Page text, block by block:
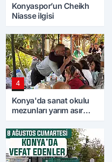
Konyaspor’un Cheikh
Niasse ilgisi
4
Konya'da sanat okulu
mezunları yarım asır